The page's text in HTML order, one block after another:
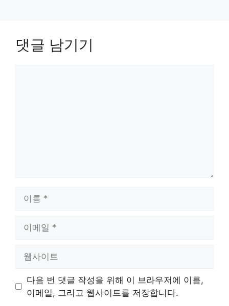
댓글 남기기
트
다음 번 댓글 작성을 위해 이 브라우저에 이름,
이메일, 그리고 웹사이트를 저장합니다.